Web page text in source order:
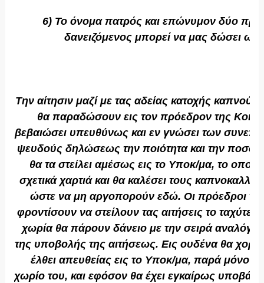
6) Το όνομα πατρός και επώνυμον δύο
δανειζόμενος μπορεί να μας δώσει ως
Την αίτησιν μαζί με τας αδείας κατοχής καπνού
θα παραδώσουν εις τον πρόεδρον της
βεβαιώσει υπευθύνως και εν γνώσει των
ψευδούς δηλώσεως την ποιότητα και την
θα τα στείλει αμέσως εις το Υποκ/μα, το
σχετικά χαρτιά και θα καλέσει τους
ώστε να μη αργοπορούν εδώ. Οι πρόεδροι
φροντίσουν να στείλουν τας αιτήσεις το
χωρία θα πάρουν δάνειο με την σειρά
της υποβολής της αιτήσεως. Εις ουδένα θα
έλθει απευθείας εις το Υποκ/μα, παρά μόνον
χωρίο του, και εφόσον θα έχει εγκαίρως